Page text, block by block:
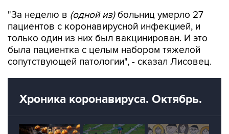
"За неделю в (одной из)больниц умерло 27
пациентов с коронавирусной инфекцией, и
только один из них был вакцинирован. И это
была пациентка с целым набором тяжелой
сопутствующей патологии", - сказал Лисовец.
Хроника коронавируса. Октябрь.